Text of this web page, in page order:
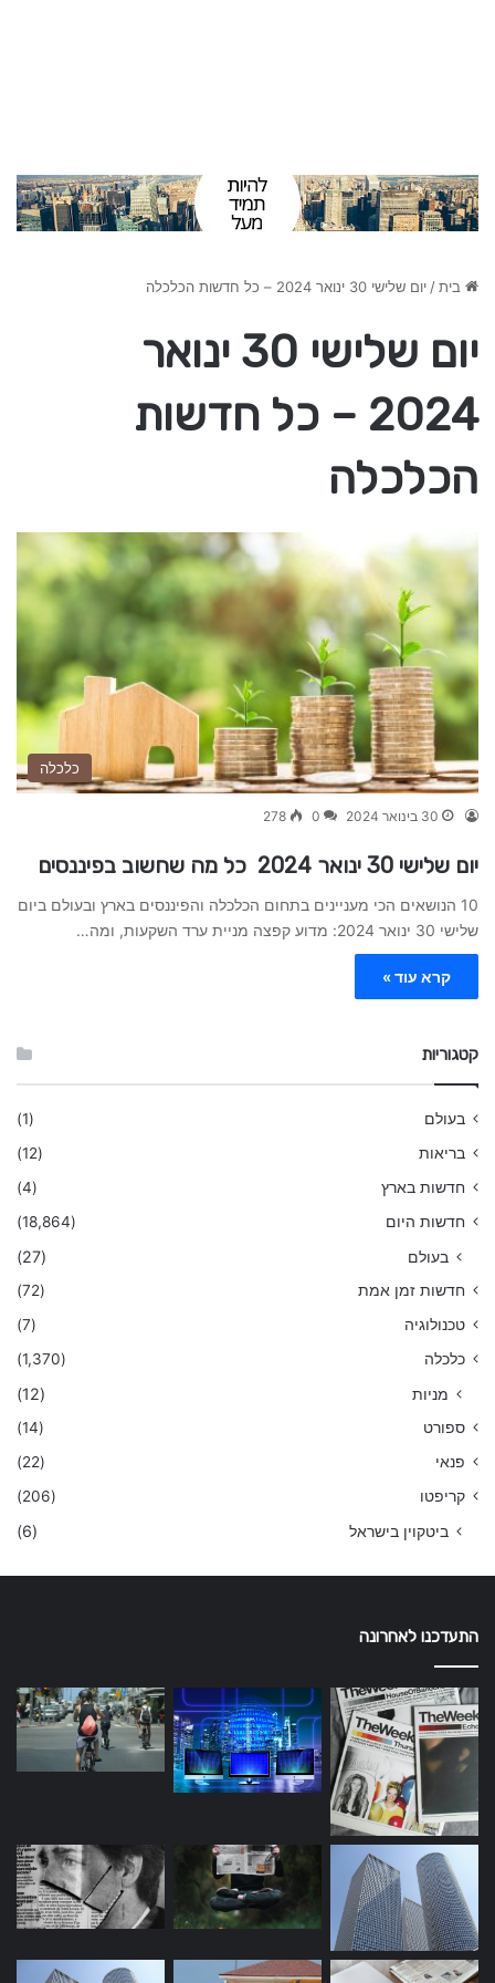
בית/יום שלישי 30 ינואר 2024 – כל חדשות הכלכלה
יום שלישי 30 ינואר
2024 – כל חדשות
הכלכלה
כלכלה
30 בינואר 2024 0
278
יום שלישי 30 ינואר 2024 כל מה שחשוב בפיננסים
10 הנושאים הכי מעניינים בתחום הכלכלה והפיננסים בארץ ובעולם ביום
שלישי 30 ינואר 2024: מדוע קפצה מניית ערד השקעות, ומה…
קרא עוד »
קטגוריות
בעולם
(1)
בריאות
(12)
חדשות בארץ
(4)
חדשות היום
(18,864)
בעולם (27)
חדשות זמן אמת
(72)
טכנולוגיה
(7)
כלכלה
(1,370)
מניות (12)
ספורט
(14)
פנאי
(22)
קריפטו
(206)
ביטקוין בישראל (6)
התעדכנו לאחרונה